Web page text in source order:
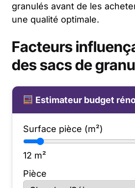
granulés avant de les
une qualité optimale.
Facteurs
des sacs de
Estimateur budget
Surface pièce (m²)
12 m²
Pièce